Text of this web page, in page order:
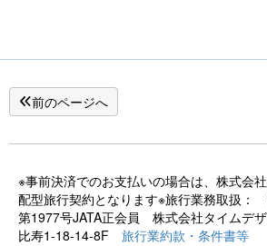
前のページへ
※事前決済でのお支払いの場合は、株式会
配型旅行契約となります※旅行業務取扱：
第1977号JATA正会員 株式会社タイムデ
比寿1-18-14-8F 旅行業約款・条件書等